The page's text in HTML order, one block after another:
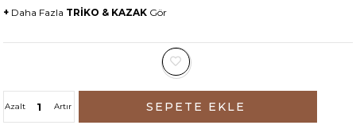
+ Daha Fazla TRİKO & KAZAK Gör
Artır
Azalt